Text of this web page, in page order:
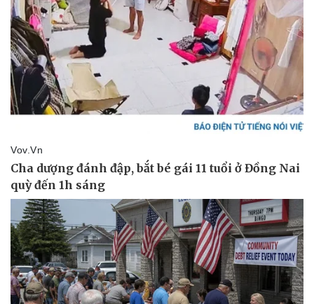
Sức khỏe
Dinh dưỡng - món ngon
Cây thuốc
Đời sống
Nhà đẹp
Blog